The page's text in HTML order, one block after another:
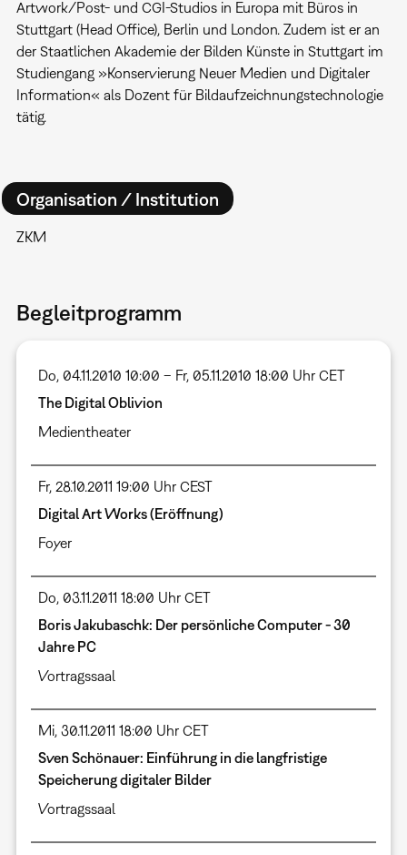
Artwork/Post- und CGI-Studios in Europa mit Büros in
Stuttgart (Head Office), Berlin und London. Zudem ist er an
der Staatlichen Akademie der Bilden Künste in Stuttgart im
Studiengang »Konservierung Neuer Medien und Digitaler
Information« als Dozent für Bildaufzeichnungstechnologie
tätig.
Organisation / Institution
ZKM
Begleitprogramm
Do, 04.11.2010 10:00 – Fr, 05.11.2010 18:00 Uhr CET
The Digital Oblivion
Medientheater
Fr, 28.10.2011 19:00 Uhr CEST
Digital Art Works (Eröffnung)
Foyer
Do, 03.11.2011 18:00 Uhr CET
Boris Jakubaschk: Der persönliche Computer - 30
Jahre PC
Vortragssaal
Mi, 30.11.2011 18:00 Uhr CET
Sven Schönauer: Einführung in die langfristige
Speicherung digitaler Bilder
Vortragssaal